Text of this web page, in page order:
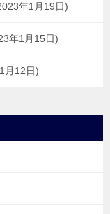
年1月19日
年1月15日
月12日